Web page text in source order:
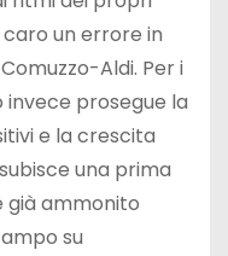
un errore in
Aldi. Per i
prosegue la
e la crescita
una prima
già ammonito
su